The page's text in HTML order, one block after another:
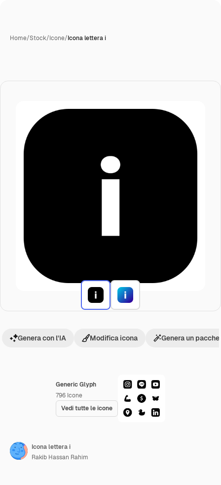
Home/Stock/Icone/Icona lettera i
Generic Glyph
796 Icone
Vedi tutte le icone
Genera con l'IA Modifica icona Genera un
Icona lettera i
Rakib Hassan Rahim